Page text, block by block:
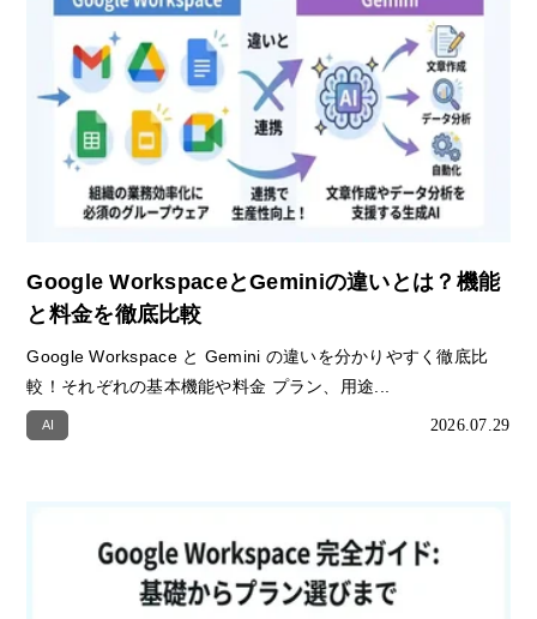
Google WorkspaceとGeminiの違いとは？機能
と料金を徹底比較
Google Workspace と Gemini の違いを分かりやすく徹底比
較！それぞれの基本機能や料金 プラン、用途...
AI 2026.07.29